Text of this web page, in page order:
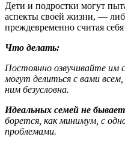
Дети и подростки могут
аспекты своей жизни, —
преждевременно считая
Что делать:
Постоянно озвучивайте им
могут делиться с вами
ним безусловна.
Идеальных семей не бывает
борется, как минимум, с
проблемами.